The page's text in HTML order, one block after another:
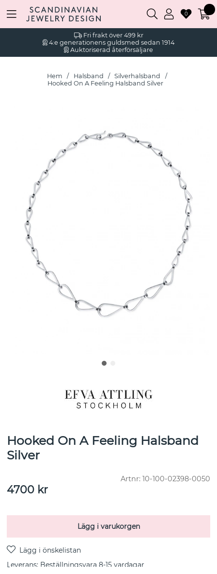
Fri frakt över 499 kr
4:e generationens guldsmed sedan 1914
Auktoriserad återförsäljare
0
Hem Halsband
Silverhalsband
Hooked On A Feeling Halsband Silver
Hooked On A Feeling Halsband
Silver
Artnr: 10-100-02398-0050
4700 kr
Lägg i varukorgen
Leverans: Beställningsvara 8-15 vardagar